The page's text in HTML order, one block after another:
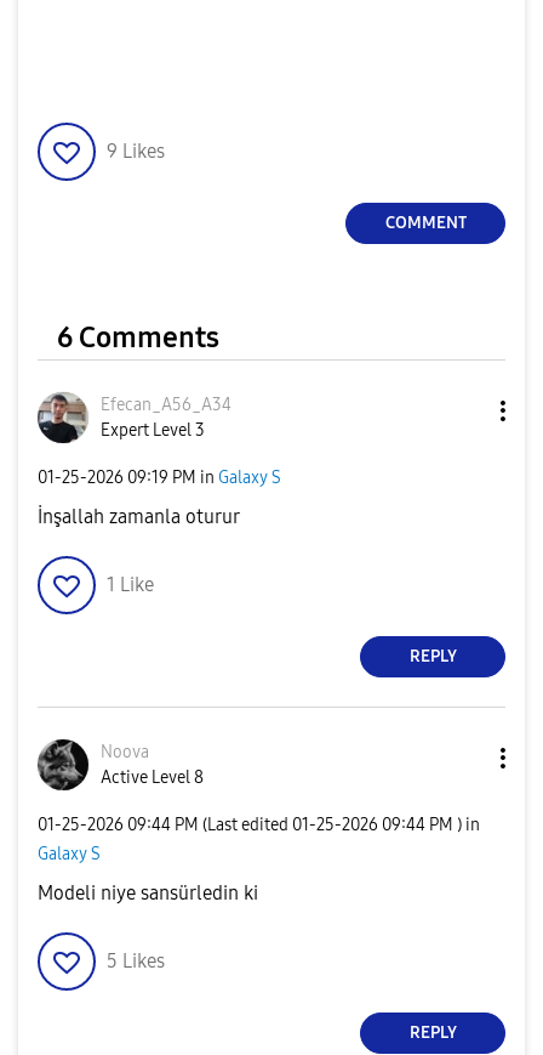
9 Likes
COMMENT
6 Comments
Efecan_A56_A34
Expert Level 3
‎01-25-2026 09:19 PM in Galaxy S
İnşallah zamanla oturur
1 Like
REPLY
Noova
Active Level 8
‎01-25-2026 09:44 PM (Last edited ‎01-25-2026 09:44 PM ) in
Galaxy S
Modeli niye sansürledin ki
5 Likes
REPLY